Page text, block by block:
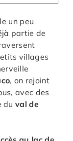
un peu
partie de
villages
, on rejoint
avec des
duval de